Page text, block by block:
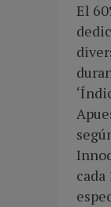
El
cada